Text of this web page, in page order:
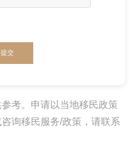
交
考。申请以当地移民政策
询移民服务/政策，请联系